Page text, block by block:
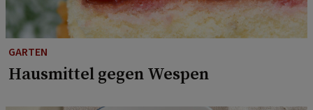
GARTEN
Hausmittel gegen Wespen